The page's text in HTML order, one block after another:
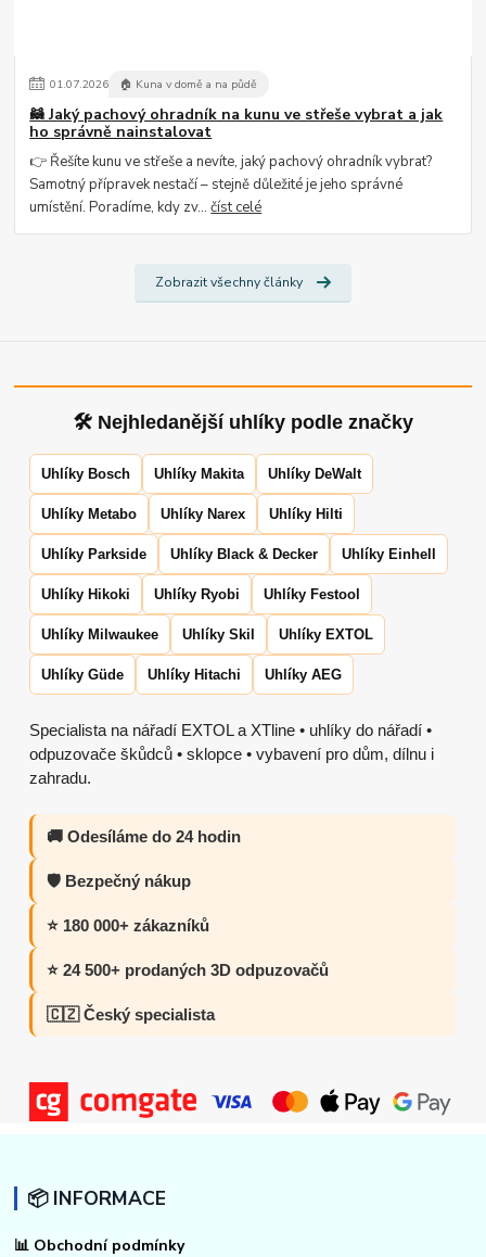
01.07.2026 🏠 Kuna v domě a na půdě
🦝 Jaký pachový ohradník na kunu ve střeše vybrat a jak
ho správně nainstalovat
👉 Řešíte kunu ve střeše a nevíte, jaký pachový ohradník vybrat?
Samotný přípravek nestačí – stejně důležité je jeho správné
umístění. Poradíme, kdy zv...číst celé
Zobrazit všechny články
🛠 Nejhledanější uhlíky podle značky
Uhlíky Bosch Uhlíky Makita Uhlíky DeWalt
Uhlíky Metabo Uhlíky Narex Uhlíky Hilti
Uhlíky Parkside Uhlíky Black & Decker Uhlíky Einhell
Uhlíky Hikoki Uhlíky Ryobi Uhlíky Festool
Uhlíky Milwaukee Uhlíky Skil Uhlíky EXTOL
Uhlíky Güde Uhlíky Hitachi Uhlíky AEG
Specialista na nářadí EXTOL a XTline • uhlíky do nářadí •
odpuzovače škůdců • sklopce • vybavení pro dům, dílnu i
zahradu.
🚚 Odesíláme do 24 hodin
🛡️ Bezpečný nákup
⭐ 180 000+ zákazníků
⭐ 24 500+ prodaných 3D odpuzovačů
🇨🇿 Český specialista
📦 INFORMACE
📊 Obchodní podmínky